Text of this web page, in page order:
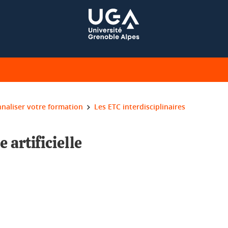
votre formation Les ETC interdisciplinaires
artificielle